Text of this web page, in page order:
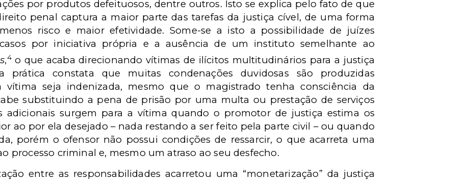
por produtos defeituosos, dentre outros. Isto se explica pelo fato de que
penal captura a maior parte das tarefas da justiça cível, de uma forma
risco e maior efetividade. Some-se a isto a possibilidade de juízes
por iniciativa própria e a ausência de um instituto semelhante ao
,4o que acaba direcionando vítimas de ilícitos multitudinários para a justiça
prática constata que muitas condenações duvidosas são produzidas
seja indenizada, mesmo que o magistrado tenha consciência da
substituindo a pena de prisão por uma multa ou prestação de serviços
adicionais surgem para a vítima quando o promotor de justiça estima os
ao por ela desejado – nada restando a ser feito pela parte civil – ou quando
porém o ofensor não possui condições de ressarcir, o que acarreta uma
processo criminal e, mesmo um atraso ao seu desfecho.
entre as responsabilidades acarretou uma “monetarização” da justiça